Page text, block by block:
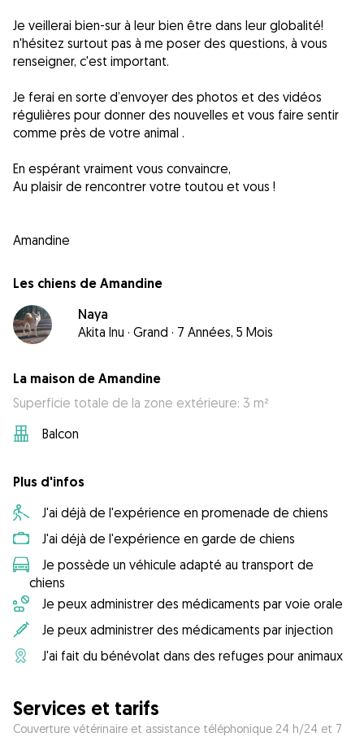
Je veillerai bien-sur à leur bien être dans leur globalité!
n'hésitez surtout pas à me poser des questions, à vous
renseigner, c'est important.
Je ferai en sorte d’envoyer des photos et des vidéos
régulières pour donner des nouvelles et vous faire sentir
comme près de votre animal .
En espérant vraiment vous convaincre,
Au plaisir de rencontrer votre toutou et vous !
Amandine
Les chiens de Amandine
Naya
Akita Inu · Grand · 7 Années, 5 Mois
La maison de Amandine
Superficie totale de la zone extérieure: 3 m²
Balcon
Plus d'infos
J'ai déjà de l'expérience en promenade de chiens
J'ai déjà de l'expérience en garde de chiens
Je possède un véhicule adapté au transport de
chiens
Je peux administrer des médicaments par voie orale
Je peux administrer des médicaments par injection
J'ai fait du bénévolat dans des refuges pour animaux
Services et tarifs
Couverture vétérinaire et assistance téléphonique 24 h/24 et 7